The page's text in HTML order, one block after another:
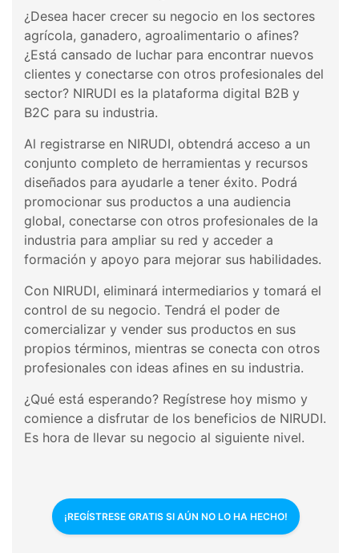
¿Desea hacer crecer su negocio en los sectores
agrícola, ganadero, agroalimentario o afines?
¿Está cansado de luchar para encontrar nuevos
clientes y conectarse con otros profesionales del
sector? NIRUDI es la plataforma digital B2B y
B2C para su industria.
Al registrarse en NIRUDI, obtendrá acceso a un
conjunto completo de herramientas y recursos
diseñados para ayudarle a tener éxito. Podrá
promocionar sus productos a una audiencia
global, conectarse con otros profesionales de la
industria para ampliar su red y acceder a
formación y apoyo para mejorar sus habilidades.
Con NIRUDI, eliminará intermediarios y tomará el
control de su negocio. Tendrá el poder de
comercializar y vender sus productos en sus
propios términos, mientras se conecta con otros
profesionales con ideas afines en su industria.
¿Qué está esperando? Regístrese hoy mismo y
comience a disfrutar de los beneficios de NIRUDI.
Es hora de llevar su negocio al siguiente nivel.
¡REGÍSTRESE GRATIS SI AÚN NO LO HA HECHO!